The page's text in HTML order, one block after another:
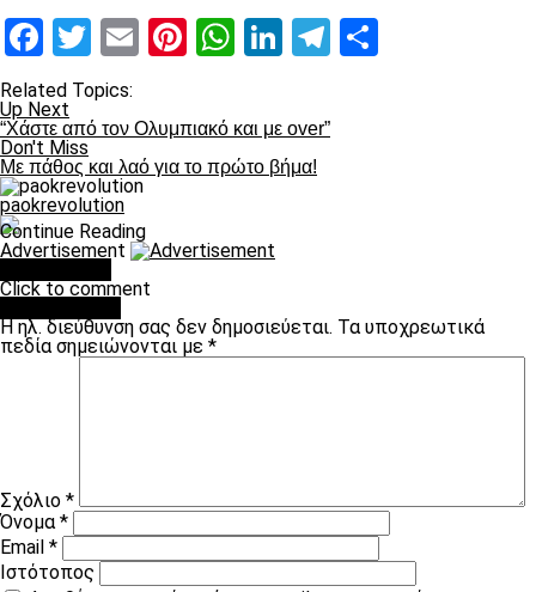
Facebook
Twitter
EmailPinterest
WhatsApp
LinkedIn
Telegram
Related Topics:
Up Next
“Χάστε από τον Ολυμπιακό και με over”
Don't Miss
Με πάθος και λαό για το πρώτο βήμα!
paokrevolution
Continue Reading
Advertisement
Click to comment
Η ηλ. διεύθυνση σας δεν δημοσιεύεται. Τα υποχρεωτικά
πεδία σημειώνονται με *
Σχόλιο *
Όνομα*
Email *
Ιστότοπος